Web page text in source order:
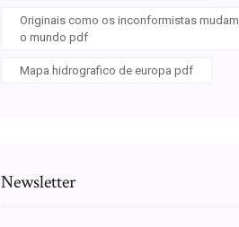
Originais como os inconformistas mudam
o mundo pdf
Mapa hidrografico de europa pdf
Newsletter